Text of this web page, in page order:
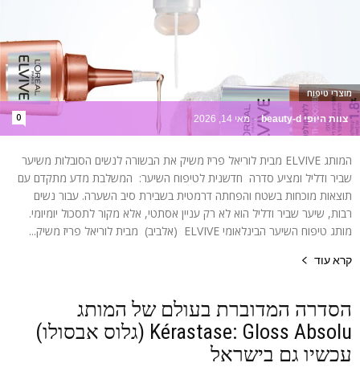
צוות היופי beauty-d - מאי 14, 2026 0
מוצרי טיפוח
המותג ELVIVE מבית לוריאל פריז משיק את הבשורה לנשים הסובלות משיער
שביר ודליל ומציע סדרה חדשנית לטיפוח השיער: המשלבת מדע מתקדם עם
תוצאות מוכחות בשטח והפחתה דרמטית בשבירת סיב השערה. עבור נשים
רבות, שיער שביר ודליל הוא לא רק עניין אסתטי, אלא מקור לתסכול יומיומי.
מותג טיפוח השיער הבינלאומי ELVIVE (אלביב) מבית לוריאל פריז משיק...
קרא עוד
הסדרה המדוברת בעולם של המותג
Kérastase: Gloss Absolu (גלוס אבסולו)
עכשיו גם בישראל